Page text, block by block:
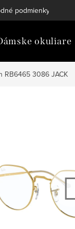
podmienky
okuliare
RB6465 3086 JACK